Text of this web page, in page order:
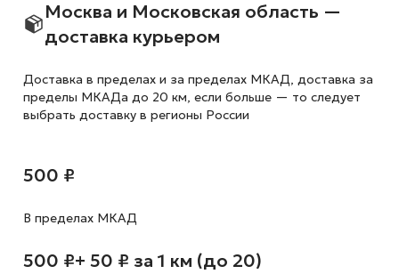
Москва и Московская область —
доставка курьером
Доставка в пределах и за пределах МКАД, доставка за
пределы МКАДа до 20 км, если больше — то следует
выбрать доставку в регионы России
500 ₽
В пределах МКАД
500 ₽+ 50 ₽ за 1 км (до 20)